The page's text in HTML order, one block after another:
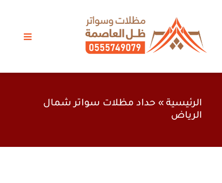
content
Toggle
مظلات الرياض
سواتر
الرئيسية » حداد مظلات سواتر شمال
الرياض